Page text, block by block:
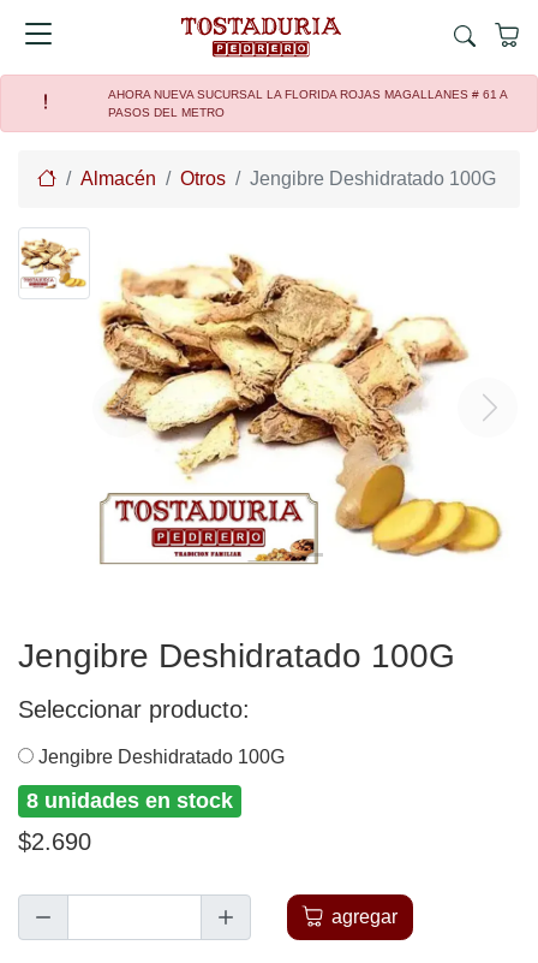
AHORA NUEVA SUCURSAL LA FLORIDA ROJAS MAGALLANES # 61 A
PASOS DEL METRO
HomeAlmacén Otros Jengibre Deshidratado 100G
Previous Next
Jengibre Deshidratado 100G
Seleccionar producto:
Jengibre Deshidratado 100G
8 unidades en stock
$2.690
agregar